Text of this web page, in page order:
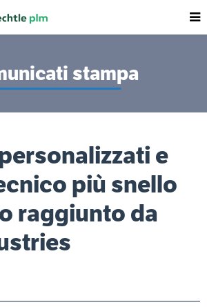
stampa
e
più snello
raggiunto da